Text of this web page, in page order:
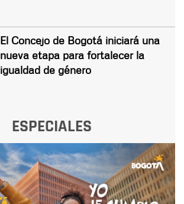
El Concejo de Bogotá iniciará una
nueva etapa para fortalecer la
igualdad de género
ESPECIALES